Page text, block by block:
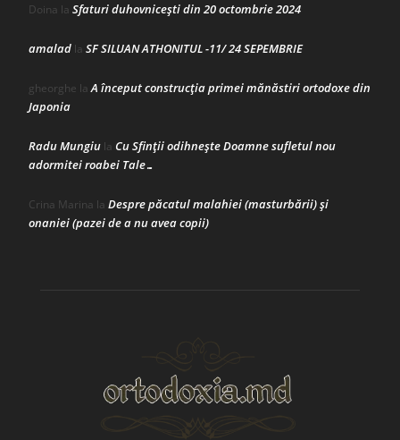
Doina la Sfaturi duhovnicești din 20 octombrie 2024
amalad la SF SILUAN ATHONITUL -11/ 24 SEPEMBRIE
gheorghe laA început construcţia primei mănăstiri ortodoxe din
Japonia
Radu Mungiu la Cu Sfinții odihnește Doamne sufletul nou
adormitei roabei Tale…
Crina Marina la Despre păcatul malahiei (masturbării) şi
onaniei (pazei de a nu avea copii)